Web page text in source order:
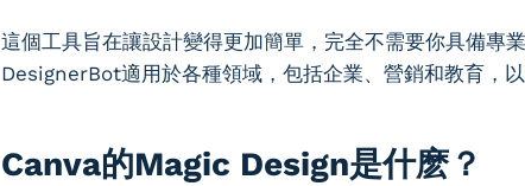
這個工具旨在讓設計變得更加簡單，完全不需要你具備專
DesignerBot適用於各種領域，包括企業、營銷和教育，以
Canva的Magic Design是什麽？